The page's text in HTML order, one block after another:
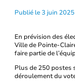
Publié le 3 juin
En prévision des
Ville de Pointe-
faire partie de
Plus de 250 postes
déroulement du